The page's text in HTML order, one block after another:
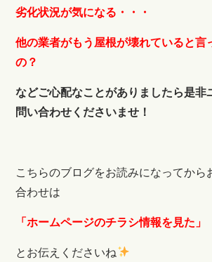
劣化状況が気になる・・・
他の業者がもう屋根が壊れていると言
の？
などご心配なことがありましたら是非
問い合わせくださいませ！
こちらのブログをお読みになってから
合わせは
「ホームページのチラシ情報を見た」
とお伝えくださいね